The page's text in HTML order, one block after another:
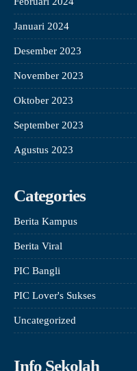
Januari 2024
Desember 2023
November 2023
Oktober 2023
September 2023
Agustus 2023
Categories
Berita Kampus
Berita Viral
PIC Bangli
PIC Lover's Sukses
Uncategorized
Info Sekolah